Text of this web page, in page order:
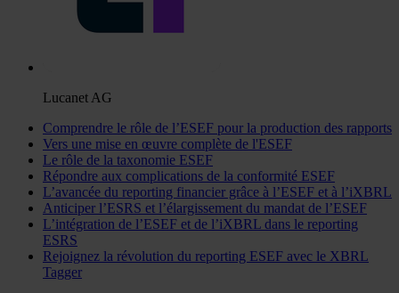
Lucanet AG
Comprendre le rôle de l’ESEF pour la production des rapports
Vers une mise en œuvre complète de l'ESEF
Le rôle de la taxonomie ESEF
Répondre aux complications de la conformité ESEF
L’avancée du reporting financier grâce à l’ESEF et à l’iXBRL
Anticiper l’ESRS et l’élargissement du mandat de l’ESEF
L’intégration de l’ESEF et de l’iXBRL dans le reporting
ESRS
Rejoignez la révolution du reporting ESEF avec le XBRL
Tagger